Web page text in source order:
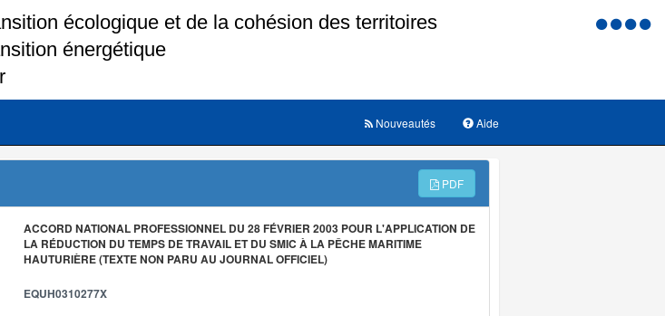
Menu
Aide
Nouveautés
PDF
ACCORD NATIONAL PROFESSIONNEL DU 28 FÉVRIER 2003 POUR L'APPLICATION DE
LA RÉDUCTION DU TEMPS DE TRAVAIL ET DU SMIC À LA PÊCHE MARITIME
HAUTURIÈRE (TEXTE NON PARU AU JOURNAL OFFICIEL)
EQUH0310277X